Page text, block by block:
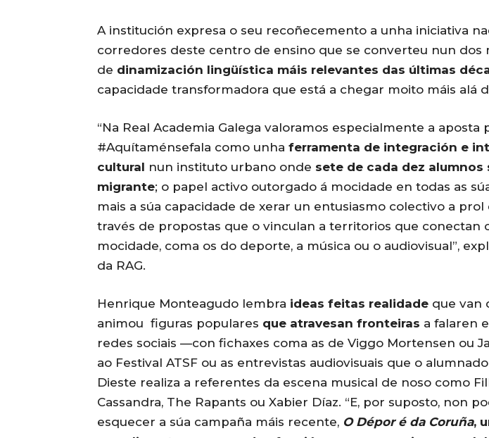
A institución expresa o seu recoñecemento a unha iniciativa
corredores deste centro de ensino que se converteu nun dos
de dinamización lingüística máis relevantes das últimas
capacidade transformadora que está a chegar moito máis alá
“Na Real Academia Galega valoramos especialmente a aposta
#Aquítaménsefala como unha ferramenta de integración e
cultural nun instituto urbano onde sete de cada dez alumnos
migrante; o papel activo outorgado á mocidade en todas as
mais a súa capacidade de xerar un entusiasmo colectivo a prol
través de propostas que o vinculan a territorios que conectan
mocidade, coma os do deporte, a música ou o audiovisual”,
da RAG.
Henrique Monteagudo lembra ideas feitas realidade que van
animou figuras populares que atravesan fronteiras a falaren
redes sociais —con fichaxes coma as de Viggo Mortensen ou
ao Festival ATSF ou as entrevistas audiovisuais que o
Dieste realiza a referentes da escena musical de noso como
Cassandra, The Rapants ou Xabier Díaz. “E, por suposto, non
esquecer a súa campaña máis recente, O Dépor é da Coruña,